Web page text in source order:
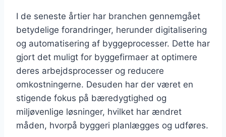
I de seneste årtier har branchen gennemgået
betydelige forandringer, herunder digitalisering
og automatisering af byggeprocesser. Dette har
gjort det muligt for byggefirmaer at optimere
deres arbejdsprocesser og reducere
omkostningerne. Desuden har der været en
stigende fokus på bæredygtighed og
miljøvenlige løsninger, hvilket har ændret
måden, hvorpå byggeri planlægges og udføres.